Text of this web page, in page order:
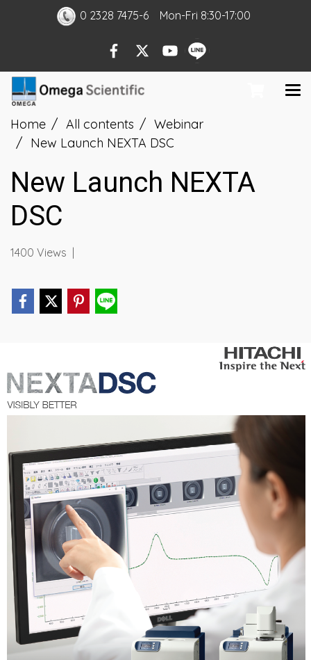
0 2328 7475-6 Mon-Fri 8:30-17:00
Home All contents
Webinar
New Launch NEXTA DSC
New Launch NEXTA
DSC
1400 Views